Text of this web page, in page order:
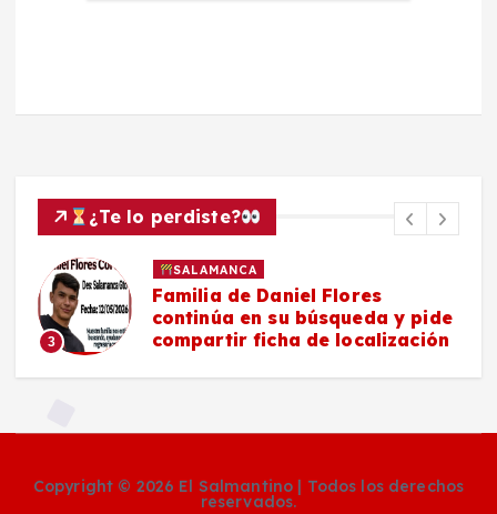
¿Te lo perdiste?
3
SALAMANCA
Familia de Daniel Flores
continúa en su búsqueda y pide
compartir ficha de localización
Copyright © 2026 El Salmantino | Todos los derechos
reservados.